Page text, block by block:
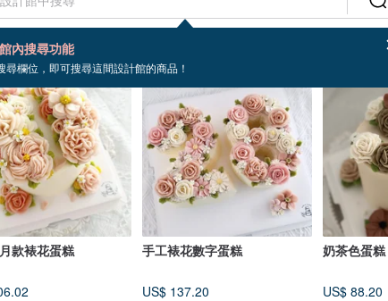
內搜尋功能
尋欄位，即可搜尋這間設計館的商品！
款裱花蛋糕 手工裱花數字蛋糕
US$ 137.20
奶茶色蛋糕
US$ 88.20